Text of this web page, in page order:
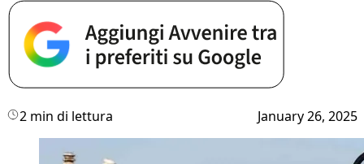
2 min di lettura January 26, 2025